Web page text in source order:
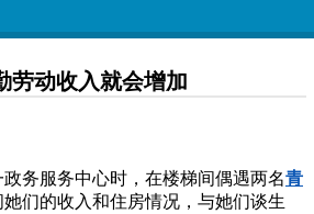
劳动收入就会增加
服务中心时，在楼梯间偶遇两名青
们的收入和住房情况，与她们谈生